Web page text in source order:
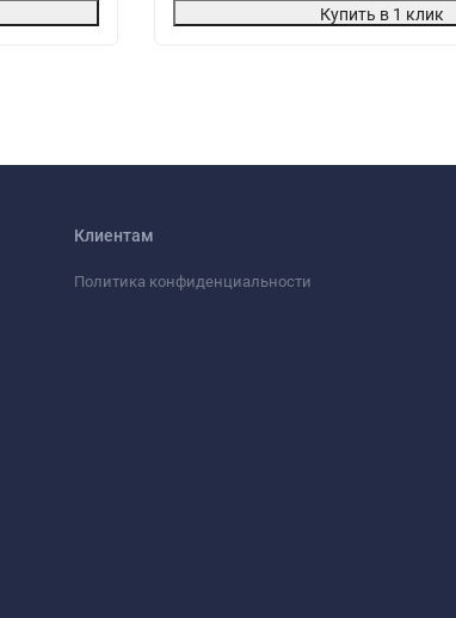
Купить в 1 клик
Клиентам
Политика конфиденциальности